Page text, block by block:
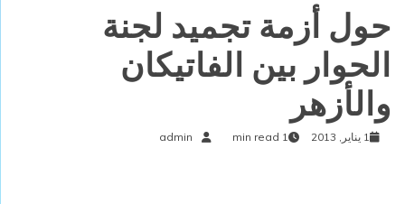
حول أزمة تجميد لجنة
الحوار بين الفاتيكان
والأزهر
1 يناير, 2013 1 min read
admin